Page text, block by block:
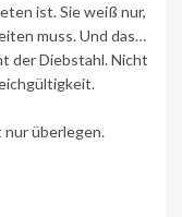
ist. Sie weiß nur,
muss. Und das…
der Diebstahl. Nicht
nur überlegen.